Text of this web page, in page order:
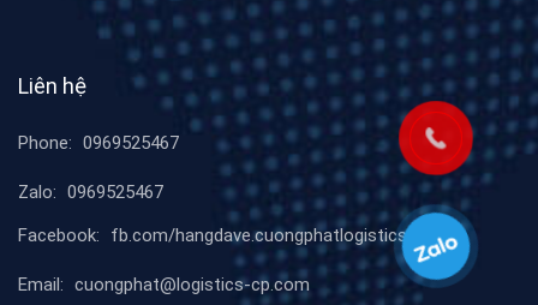
Liên hệ
Phone: 0969525467
Zalo: 0969525467
Facebook:
fb.com/hangdave.cuongphatlogistics
Email: cuongphat@logistics-cp.com